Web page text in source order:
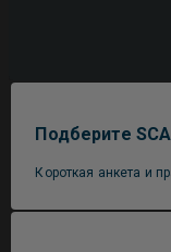
Подберите
Короткая анкета и